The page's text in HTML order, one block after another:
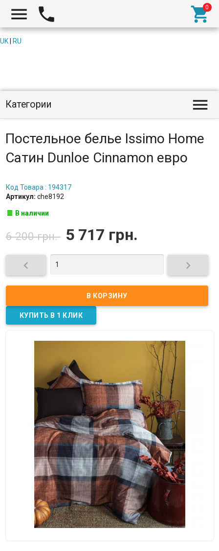
  
UK RU
Категории 
Постельное белье Issimo Home
Сатин Dunloe Cinnamon евро
Код Товара : 194317
Артикул: che8192
В наличии
6 200 грн. 5 717 грн.
 